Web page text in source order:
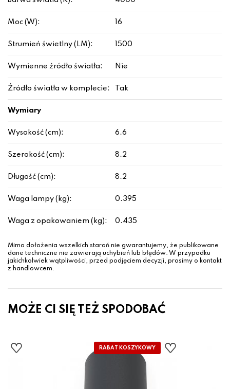
Moc (W): 16
Strumień świetlny (LM): 1500
Wymienne źródło światła: Nie
Źródło światła w komplecie: Tak
Wymiary
Wysokość (cm): 6.6
Szerokość (cm): 8.2
Długość (cm): 8.2
Waga lampy (kg): 0.395
Waga z opakowaniem (kg): 0.435
Mimo dołożenia wszelkich starań nie gwarantujemy, że publikowane
dane techniczne nie zawierają uchybień lub błędów. W przypadku
jakichkolwiek wątpliwości, przed podjęciem decyzji, prosimy o kontakt
z handlowcem.
MOŻE CI SIĘ TEŻ SPODOBAĆ